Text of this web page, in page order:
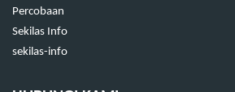
Percobaan
Sekilas Info
sekilas-info